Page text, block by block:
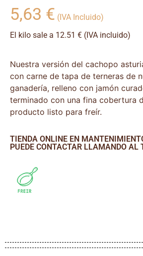
5,63 € (IVA Incluido)
El kilo sale a 12.51 € (IVA incluido)
Nuestra versión del cachopo
con carne de tapa de terneras de
ganadería, relleno con jamón
terminado con una fina cobertura
producto listo para freír.
TIENDA ONLINE EN
PUEDE CONTACTAR LLAMANDO